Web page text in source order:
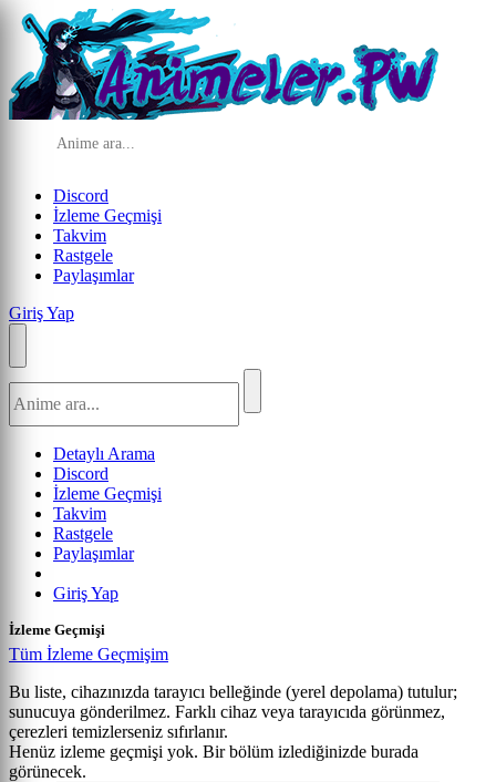
Discord
İzleme Geçmişi
Takvim
Rastgele
Paylaşımlar
Giriş Yap
Detaylı Arama
Discord
İzleme Geçmişi
Takvim
Rastgele
Paylaşımlar
Giriş Yap
İzleme Geçmişi
Tüm İzleme Geçmişim
Bu liste, cihazınızda tarayıcı belleğinde (yerel depolama) tutulur;
sunucuya gönderilmez. Farklı cihaz veya tarayıcıda görünmez,
çerezleri temizlerseniz sıfırlanır.
Henüz izleme geçmişi yok. Bir bölüm izlediğinizde burada
görünecek.